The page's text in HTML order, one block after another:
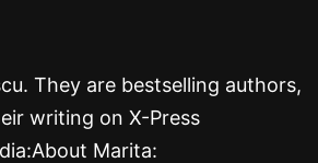
They are bestselling authors,
writing on X-Press
Marita: